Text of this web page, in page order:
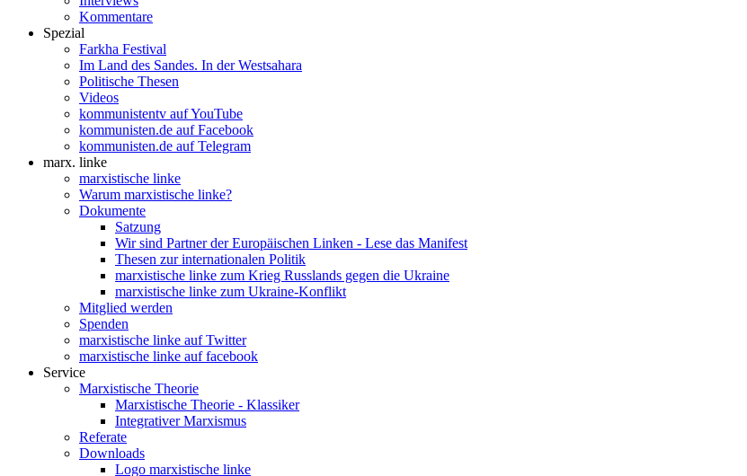
Kommentare
Spezial
Farkha Festival
Im Land des Sandes. In der Westsahara
Politische Thesen
Videos
kommunistentv auf YouTube
kommunisten.de auf Facebook
kommunisten.de auf Telegram
marx. linke
marxistische linke
Warum marxistische linke?
Dokumente
Satzung
Wir sind Partner der Europäischen Linken - Lese das Manifest
Thesen zur internationalen Politik
marxistische linke zum Krieg Russlands gegen die Ukraine
marxistische linke zum Ukraine-Konflikt
Mitglied werden
Spenden
marxistische linke auf Twitter
marxistische linke auf facebook
Service
Marxistische Theorie
Marxistische Theorie - Klassiker
Integrativer Marxismus
Referate
Downloads
Logo marxistische linke